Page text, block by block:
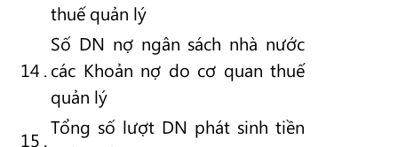
thuế quản lý
14 .
Số DN nợ ngân sách nhà nước
các Khoản nợ do cơ quan thuế
quản lý
15 .
Tổng số lượt DN phát sinh tiền